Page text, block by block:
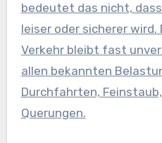
bedeutet das nicht,
leiser oder sicherer wird.
Verkehr bleibt fast
allen bekannten
Durchfahrten,
Querungen.